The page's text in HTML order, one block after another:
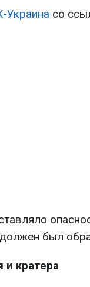
Украина со
был
и кратера